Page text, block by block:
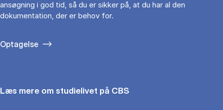
ansøgning i god tid, så du er sikker på, at du har al den
dokumentation, der er behov for.
Optagelse
Læs mere om studielivet på CBS